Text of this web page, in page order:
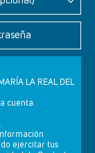
LA REAL DEL
cuenta.
ejercitar tus